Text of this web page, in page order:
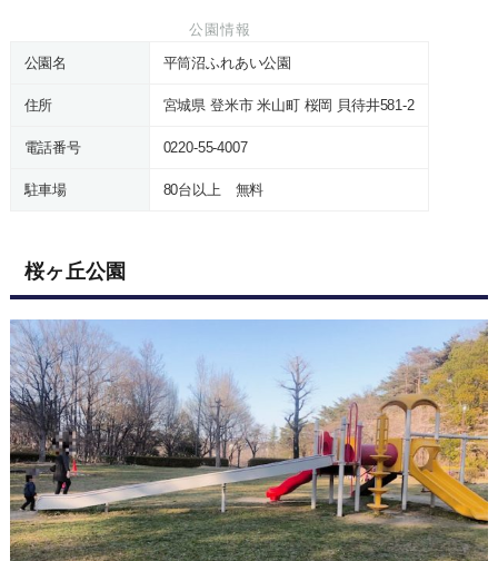
公園情報
公園名
平筒沼ふれあい公園
住所 宮城県 登米市 米山町 桜岡 貝待井581-2
電話番号 0220-55-4007
駐車場 80台以上 無料
桜ヶ丘公園